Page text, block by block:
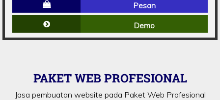
Pesan
Demo
PAKET WEB PROFESIONAL
Jasa pembuatan website pada Paket Web Profesional